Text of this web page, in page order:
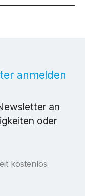
anmelden
an
oder
kostenlos